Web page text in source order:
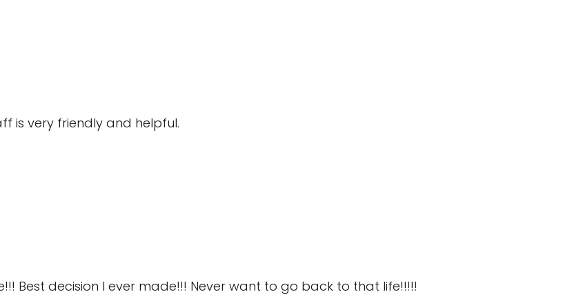
is very friendly and helpful.
Best decision I ever made!!! Never want to go back to that life!!!!!